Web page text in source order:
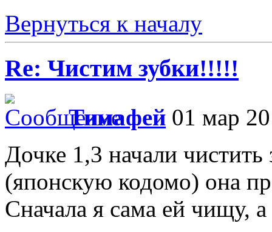
Вернуться к началу
Re: Чистим зубки!!!!!
Тимафей 01 мар
Дочке 1,3 начали чистить
(японскую кодомо) она
Сначала я сама ей чищу,